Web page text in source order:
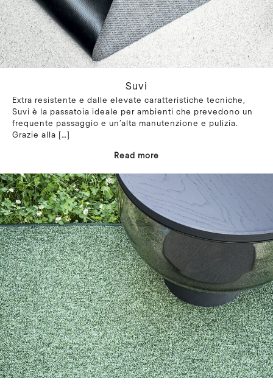
Suvi
Extra resistente e dalle elevate caratteristiche tecniche,
Suvi è la passatoia ideale per ambienti che prevedono un
frequente passaggio e un’alta manutenzione e pulizia.
Grazie alla […]
Read more